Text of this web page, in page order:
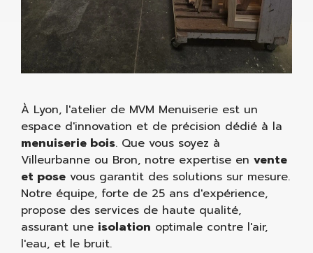
À Lyon, l'atelier de MVM Menuiserie est un
espace d'innovation et de précision dédié à la
menuiserie bois. Que vous soyez à
Villeurbanne ou Bron, notre expertise en vente
et posevous garantit des solutions sur mesure.
Notre équipe, forte de 25 ans d'expérience,
propose des services de haute qualité,
assurant une isolation optimale contre l'air,
l'eau, et le bruit.